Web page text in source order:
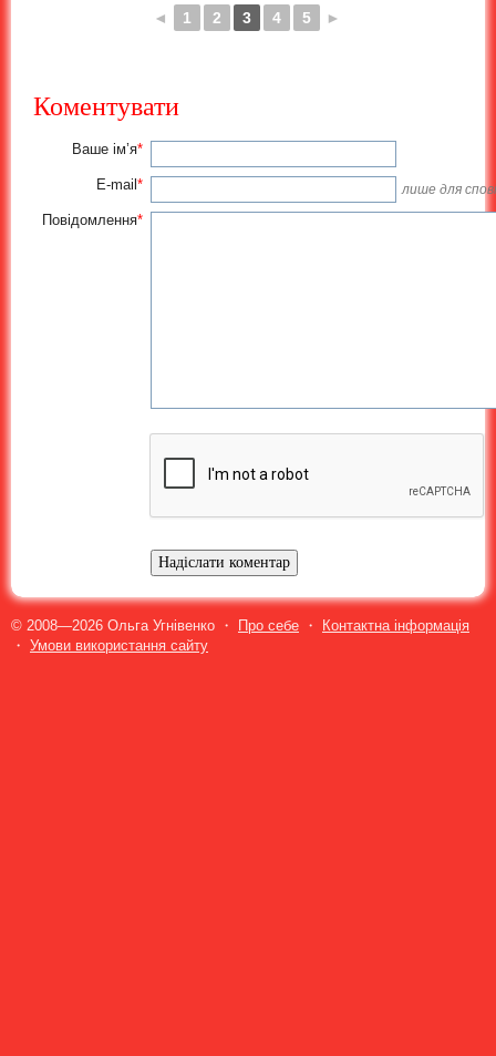
◄ 1 2 3 4 5 ►
Коментувати
Ваше ім’я*
E-mail * лише для
Повідомлення*
© 2008—2026 Ольга Угнівенко ・ Про себе ・
Контактна інформація
・ Умови використання сайту